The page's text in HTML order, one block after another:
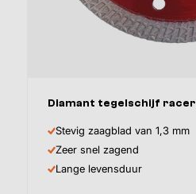
Afmeting
Diamant tegelschijf racer
Stevig zaagblad van 1,3 mm
Zeer snel zagend
Lange levensduur